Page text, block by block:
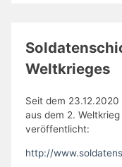
Weltkrieges
Seit dem
aus dem 2.
veröffentlicht:
http://